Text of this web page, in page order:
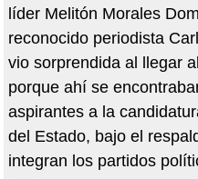
líder Melitón Morales
reconocido periodista
vio sorprendida al llegar
porque ahí se
aspirantes a la
del Estado, bajo el
integran los partidos